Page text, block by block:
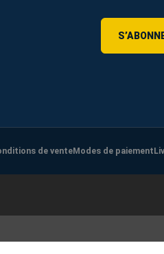
de venteModes de paiement